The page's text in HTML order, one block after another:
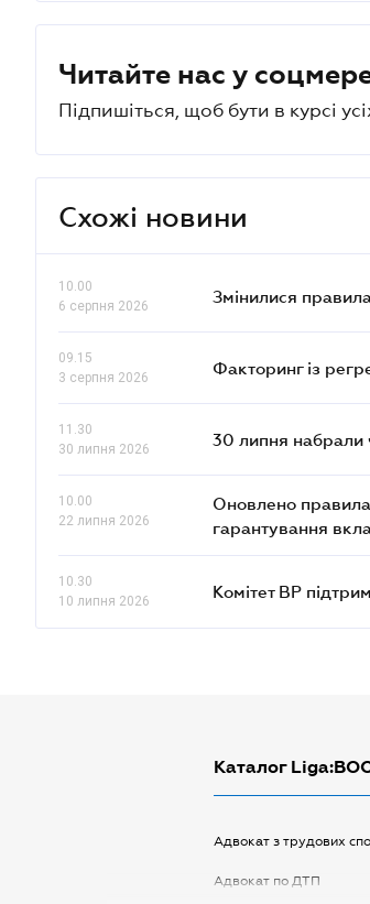
Читайте нас у
Підпишіться, щоб бути в курсі
Схожі новини
10.00
6 серпня 2026
Змінилися
09.15
3 серпня 2026
Факторинг із
11.30
30 липня 2026
30 липня набрали
10.00
22 липня 2026
Оновлено
гарантування
10.30
10 липня 2026
Комітет ВР
Каталог
Адвокат з трудових
Адвокат по ДТП